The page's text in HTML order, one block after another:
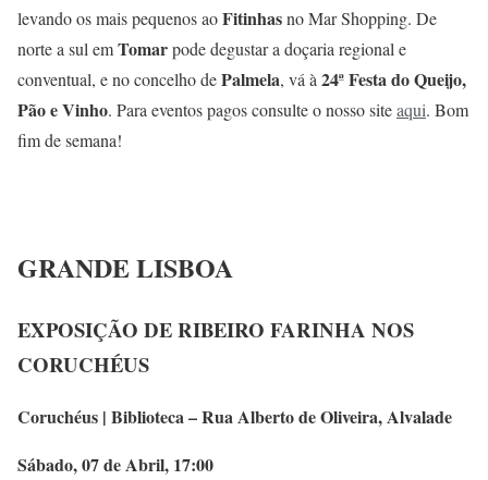
levando os mais pequenos aoFitinhasno Mar Shopping. De
norte a sul emTomarpode degustar a doçaria regional e
conventual, e no concelho dePalmela, vá à 24ª Festa do Queijo,
Pão e Vinho. Para eventos pagos consulte o nosso siteaqui. Bom
fim de semana!
GRANDE LISBOA
EXPOSIÇÃO DE RIBEIRO FARINHA NOS
CORUCHÉUS
Coruchéus | Biblioteca – Rua Alberto de Oliveira, Alvalade
Sábado, 07 de Abril, 17:00